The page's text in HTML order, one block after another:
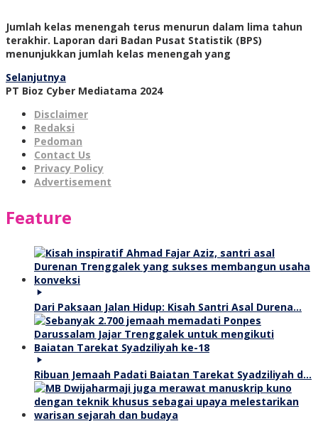
Jumlah kelas menengah terus menurun dalam lima tahun
terakhir. Laporan dari Badan Pusat Statistik (BPS)
menunjukkan jumlah kelas menengah yang
Selanjutnya
PT Bioz Cyber Mediatama 2024
Disclaimer
Redaksi
Pedoman
Contact Us
Privacy Policy
Advertisement
Feature
Dari Paksaan Jalan Hidup: Kisah Santri Asal Durena…
Ribuan Jemaah Padati Baiatan Tarekat Syadziliyah d…